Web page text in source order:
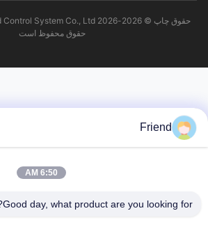
حقوق محفوظ است
Friend
6:50 AM
Good day, what product are you looking